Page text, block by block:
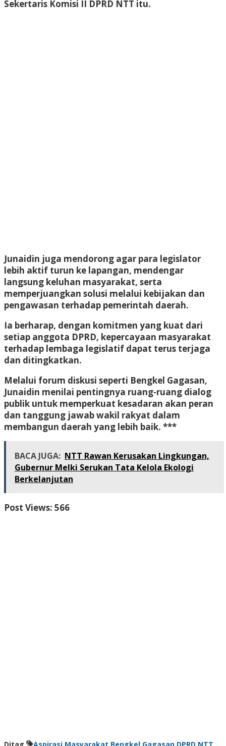
Sekertaris Komisi II DPRD NTT itu.
Junaidin juga mendorong agar para legislator
lebih aktif turun ke lapangan, mendengar
langsung keluhan masyarakat, serta
memperjuangkan solusi melalui kebijakan dan
pengawasan terhadap pemerintah daerah.
Ia berharap, dengan komitmen yang kuat dari
setiap anggota DPRD, kepercayaan masyarakat
terhadap lembaga legislatif dapat terus terjaga
dan ditingkatkan.
Melalui forum diskusi seperti Bengkel Gagasan,
Junaidin menilai pentingnya ruang-ruang dialog
publik untuk memperkuat kesadaran akan peran
dan tanggung jawab wakil rakyat dalam
membangun daerah yang lebih baik. ***
BACA JUGA: NTT Rawan Kerusakan Lingkungan,
Gubernur Melki Serukan Tata Kelola Ekologi
Berkelanjutan
Post Views: 566